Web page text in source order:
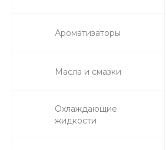
Ароматизаторы
Масла и смазки
Охлаждающие
жидкости